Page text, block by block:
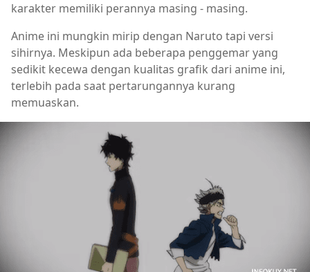
karakter memiliki perannya masing - masing.
Anime ini mungkin mirip dengan Naruto tapi versi
sihirnya. Meskipun ada beberapa penggemar yang
sedikit kecewa dengan kualitas grafik dari anime ini,
terlebih pada saat pertarungannya kurang
memuaskan.